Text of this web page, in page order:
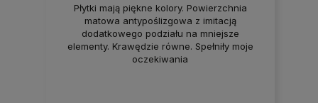
Płytki mają piękne kolory. Powierzchnia
matowa antypoślizgowa z imitacją
dodatkowego podziału na mniejsze
elementy. Krawędzie równe. Spełniły moje
oczekiwania